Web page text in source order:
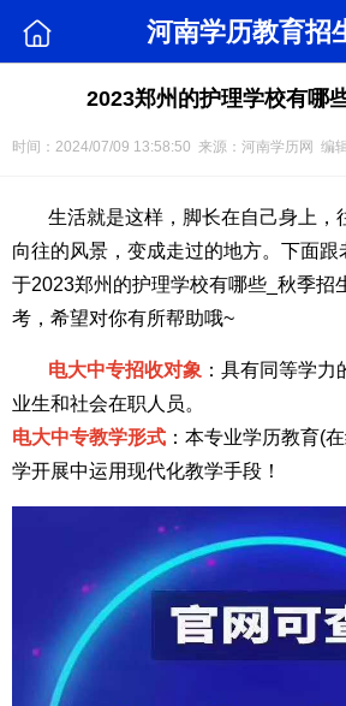
河南学历教育招
2023郑州的护理学校有哪
时间：2024/07/09 13:58:50 来源：河南学历网 编
生活就是这样，脚长在自己身上，
向往的风景，变成走过的地方。下面跟
于2023郑州的护理学校有哪些_秋季招
考，希望对你有所帮助哦~
电大中专招收对象 ：具有同等学
业生和社会在职人员。
电大中专教学形式 ：本专业学历教育(
学开展中运用现代化教学手段！